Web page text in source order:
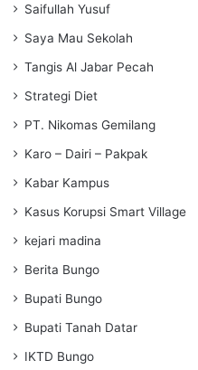
Saifullah Yusuf
Saya Mau Sekolah
Tangis Al Jabar Pecah
Strategi Diet
PT. Nikomas Gemilang
Karo – Dairi – Pakpak
Kabar Kampus
Kasus Korupsi Smart Village
kejari madina
Berita Bungo
Bupati Bungo
Bupati Tanah Datar
IKTD Bungo